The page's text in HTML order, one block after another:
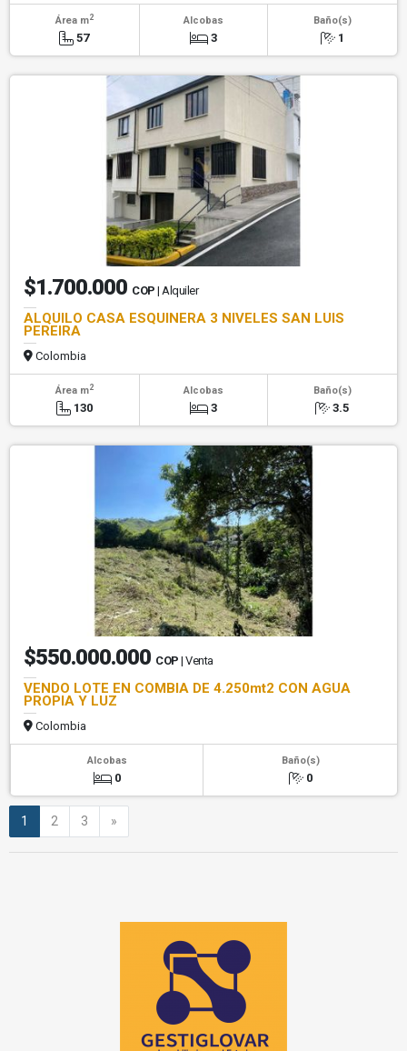
Área m2
57
Alcobas
3
Baño(s)
1
$1.700.000 COP | Alquiler
ALQUILO CASA ESQUINERA 3 NIVELES SAN LUIS
PEREIRA
Colombia
Área m2
130
Alcobas
3
Baño(s)
3.5
$550.000.000 COP | Venta
VENDO LOTE EN COMBIA DE 4.250mt2 CON AGUA
PROPIA Y LUZ
Colombia
Alcobas
0
Baño(s)
0
1 2 3 »